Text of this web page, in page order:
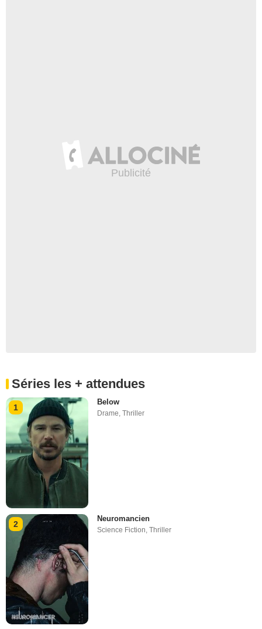
Séries les + attendues
1
Below
Drame,Thriller
2
Neuromancien
Science Fiction ,Thriller